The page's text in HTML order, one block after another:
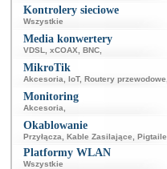
Kontrolery sieciowe
Wszystkie
Media konwertery
VDSL xCOAX BNC
MikroTik
Akcesoria IoT, Routery przewodowe
Monitoring
Akcesoria
Okablowanie
Przyłącza Kable Zasilające Pigtaile
Platformy WLAN
Wszystkie